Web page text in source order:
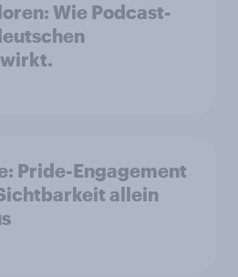
Wie Podcast-
wirkt.
Pride-Engagement
allein